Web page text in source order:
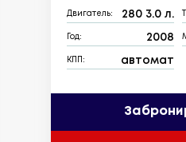
Двигатель: 280 3.0 л.
Год: 2008
КПП: автомат